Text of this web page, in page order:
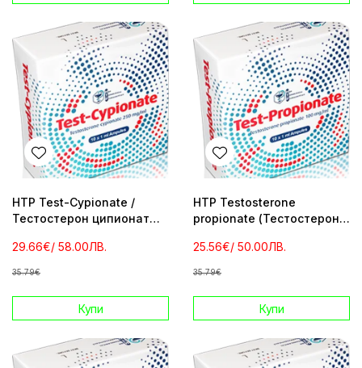
HTP Test-Cypionate /
Тестостерон ципионат
29.66€/ 58.00ЛВ.
35.79€
Купи
HTP Testosterone
propionate (Тестостерон
25.56€/ 50.00ЛВ.
35.79€
Купи